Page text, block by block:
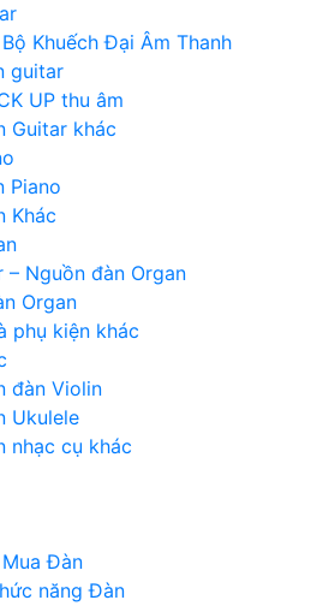
Khuếch Đại Âm Thanh
guitar
UP thu âm
Guitar khác
Piano
Khác
– Nguồn đàn Organ
Organ
phụ kiện khác
đàn Violin
Ukulele
nhạc cụ khác
Đàn
năng Đàn